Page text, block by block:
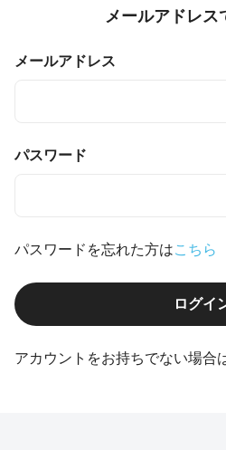
メールアドレス
メールアドレス
パスワード
パスワードを忘れた方はこちら
ログイ
アカウントをお持ちでない場合